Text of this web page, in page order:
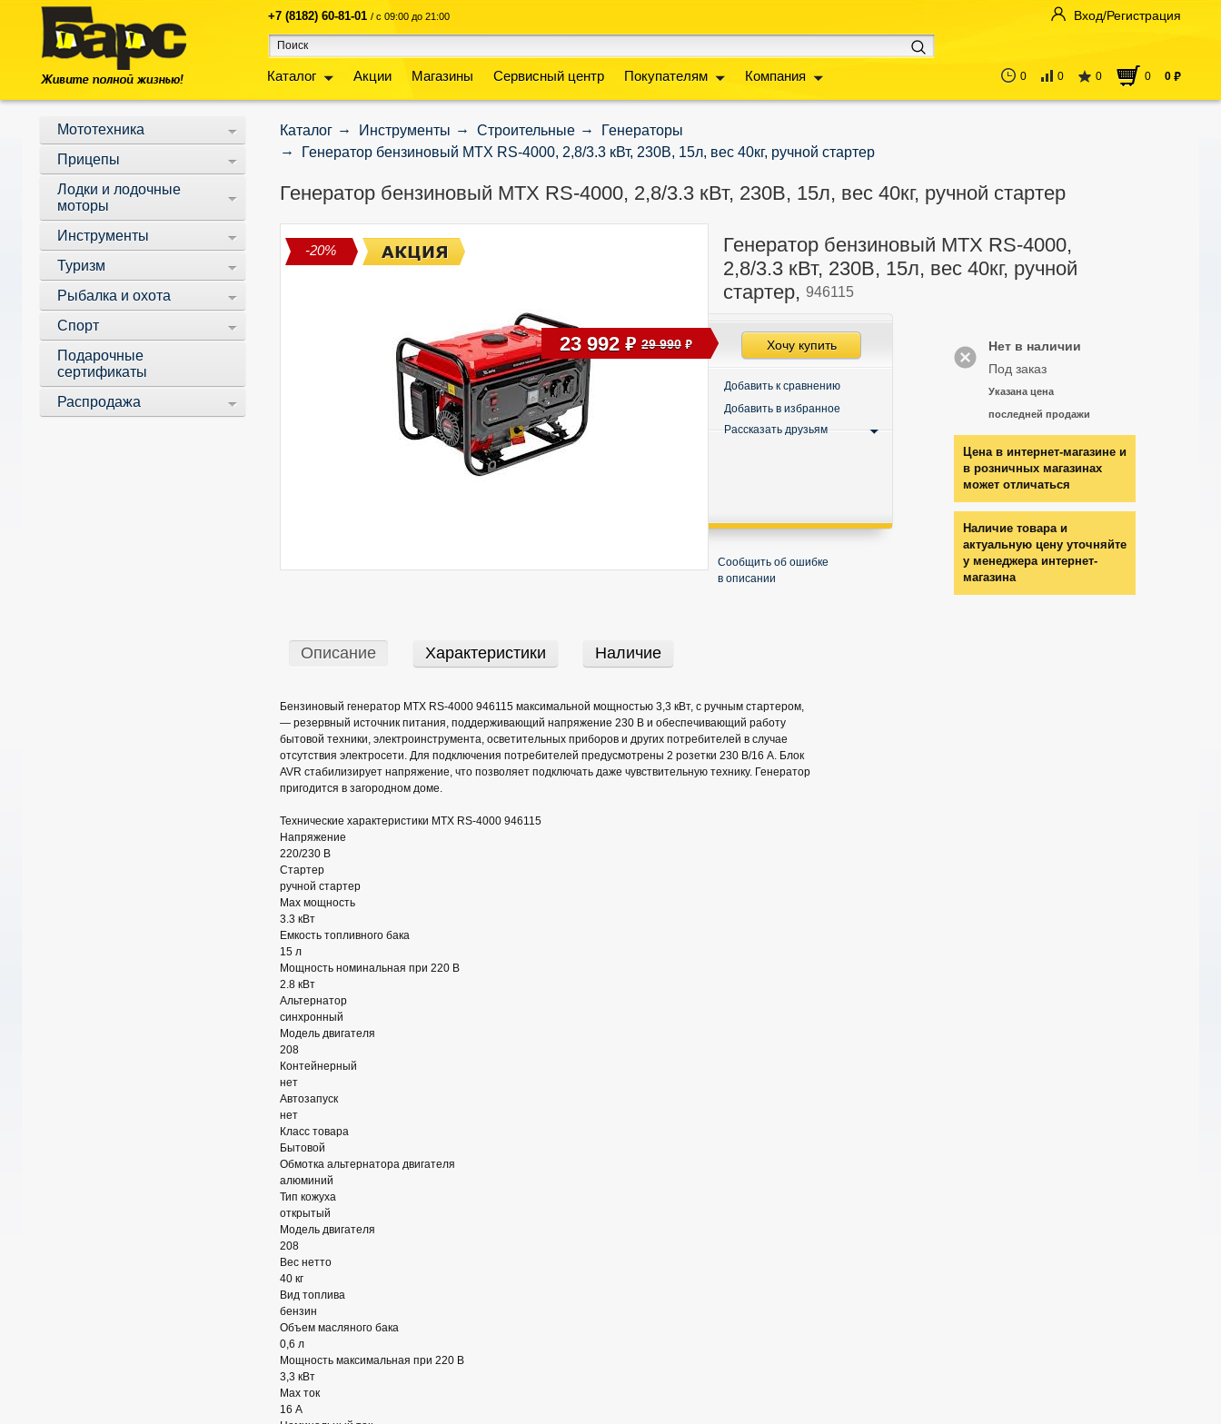
+7 (8182) 60-81-01 / с 09:00 до 21:00
Каталог Акции Магазины Сервисный центр Покупателям Компания
Вход/Регистрация
0 0 0 0 0 руб
Мототехника
Прицепы
Лодки и лодочные
моторы
Инструменты
Туризм
Рыбалка и охота
Спорт
Подарочные
сертификаты
Распродажа
Каталог Инструменты Строительные
Генераторы
Генератор бензиновый MTX RS-4000, 2,8/3.3 кВт, 230В, 15л, вес 40кг, ручной стартер
Генератор бензиновый MTX RS-4000, 2,8/3.3 кВт, 230В, 15л, вес 40кг, ручной стартер
-20%
Генератор бензиновый MTX RS-4000,
2,8/3.3 кВт, 230В, 15л, вес 40кг, ручной
стартер, 946115
Нет в наличии
Под заказ
Указана цена
последней продажи
Цена в интернет-магазине и
в розничных магазинах
может отличаться
Наличие товара и
актуальную цену уточняйте
у менеджера интернет-
магазина
Хочу купить
Добавить к сравнению
Добавить в избранное
Рассказать друзьям
Сообщить об ошибке
в описании
23 992 руб 29 990 руб
Описание Характеристики Наличие
Бензиновый генератор MTX RS-4000 946115 максимальной мощностью 3,3 кВт, с ручным стартером,
— резервный источник питания, поддерживающий напряжение 230 В и обеспечивающий работу
бытовой техники, электроинструмента, осветительных приборов и других потребителей в случае
отсутствия электросети. Для подключения потребителей предусмотрены 2 розетки 230 В/16 А. Блок
AVR стабилизирует напряжение, что позволяет подключать даже чувствительную технику. Генератор
пригодится в загородном доме.
Технические характеристики MTX RS-4000 946115
Напряжение
220/230 В
Стартер
ручной стартер
Max мощность
3.3 кВт
Емкость топливного бака
15 л
Мощность номинальная при 220 В
2.8 кВт
Альтернатор
синхронный
Модель двигателя
208
Контейнерный
нет
Автозапуск
нет
Класс товара
Бытовой
Обмотка альтернатора двигателя
алюминий
Тип кожуха
открытый
Модель двигателя
208
Вес нетто
40 кг
Вид топлива
бензин
Объем масляного бака
0,6 л
Мощность максимальная при 220 В
3,3 кВт
Max ток
16 А